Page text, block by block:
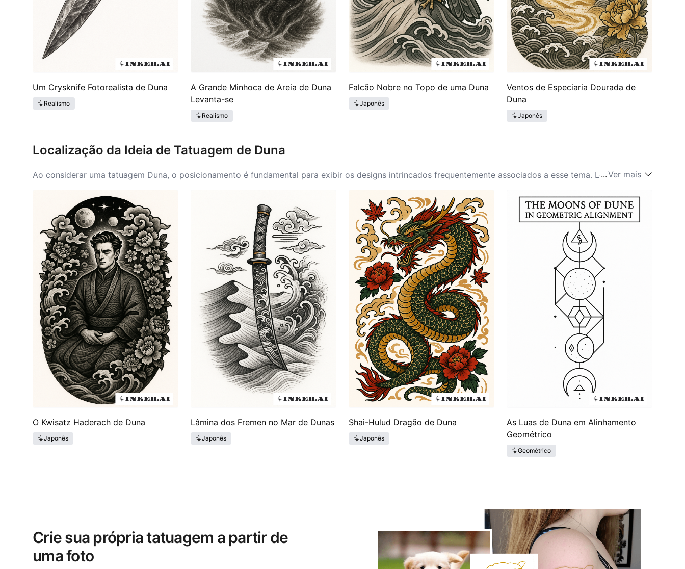
Um Crysknife Fotorealista de Duna
Realismo
A Grande Minhoca de Areia de Duna
Levanta-se
Realismo
Falcão Nobre no Topo de uma Duna
Japonês
Ventos de Especiaria Dourada de
Duna
Japonês
Localização da Ideia de Tatuagem de Duna
Ao considerar uma tatuagem Duna, o posicionamento é fundamental para exibir os designs intrincados frequentemente associados a esse tema. Locais
Arrakis. Tal posicionamento permite imagens detalhadas que capturam a essência das ideias de Duna, como vermes de areia ou motivos desérticos
intrincados. Para designs menores e mais sutis, o pulso ou o tornozelo podem ser boas opções, permitindo uma conexão pessoal e discrição. No final das
contas, o posicionamento de uma tatuagem Duna deve ressoar com a apreciação do indivíduo pela história, aprimorando sua visibilidade e significado em sua
vida, tornando-se um lembrete constante das ideias centrais de Duna que os inspiram.
...Ver mais
O Kwisatz Haderach de Duna
Japonês
Lâmina dos Fremen no Mar de Dunas
Japonês
Shai-Hulud Dragão de Duna
Japonês
As Luas de Duna em Alinhamento
Geométrico
Geométrico
Crie sua própria tatuagem a partir de
uma foto